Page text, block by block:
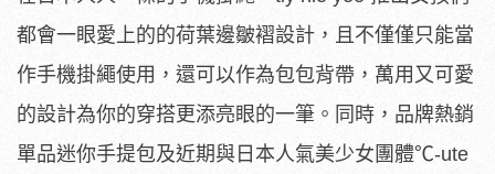
都會一眼愛上的的荷葉邊皺褶設計，且不僅僅只能當
作手機掛繩使用，還可以作為包包背帶，萬用又可愛
的設計為你的穿搭更添亮眼的一筆。同時，品牌熱銷
單品迷你手提包及近期與日本人氣美少女團體℃-ute